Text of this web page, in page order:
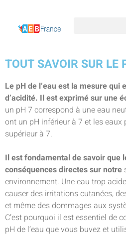
TOUT SAVOIR SUR LE
Le pH de l’eau est la mesure qui
d’acidité. Il est exprimé sur une
un pH 7 correspond à une eau
ont un pH inférieur à 7 et les
supérieur à 7.
Il est fondamental de savoir que
conséquences directes sur notre
environnement. Une eau trop
causer des irritations cutanées,
et même des dommages aux
C’est pourquoi il est essentiel de
pH de l’eau que vous buvez et